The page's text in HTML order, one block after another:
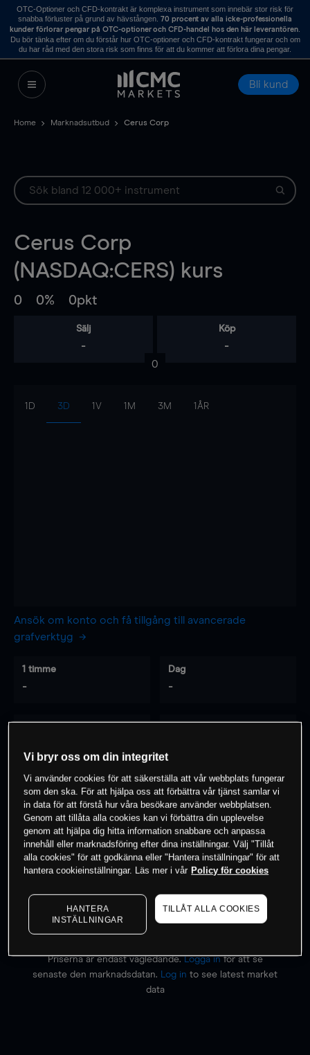
OTC-Optioner och CFD-kontrakt är komplexa instrument som innebär stor risk för
snabba förluster på grund av hävstången. 70 procent av alla icke-professionella
kunder förlorar pengar på OTC-optioner och CFD-handel hos den här leverantören.
Du bör tänka efter om du förstår hur OTC-optioner och CFD-kontrakt fungerar och om
du har råd med den stora risk som finns för att du kommer att förlora dina pengar.
Bli kund
Home Marknadsutbud Cerus Corp
Cerus Corp
(NASDAQ:CERS) kurs
0 0% 0pkt
Sälj
-
Köp
-
0
1D 3D 1V 1M 3M 1ÅR
Ansök om konto och få tillgång till avancerade
grafverktyg
1 timme
-
Dag
-
0% av kunderna har en position i detta
instrument
Börja handla
Priserna är endast vägledande.Logga inför att se
senaste den marknadsdatan.
Log in to see latest market
data
Vi bryr oss om din integritet
Vi använder cookies för att säkerställa att vår webbplats fungerar
som den ska. För att hjälpa oss att förbättra vår tjänst samlar vi
in data för att förstå hur våra besökare använder webbplatsen.
Genom att tillåta alla cookies kan vi förbättra din upplevelse
genom att hjälpa dig hitta information snabbare och anpassa
innehåll eller marknadsföring efter dina inställningar. Välj "Tillåt
alla cookies" för att godkänna eller "Hantera inställningar" för att
hantera cookieinställningar. Läs mer i vår Policy för cookies
HANTERA
INSTÄLLNINGAR
TILLÅT ALLA COOKIES